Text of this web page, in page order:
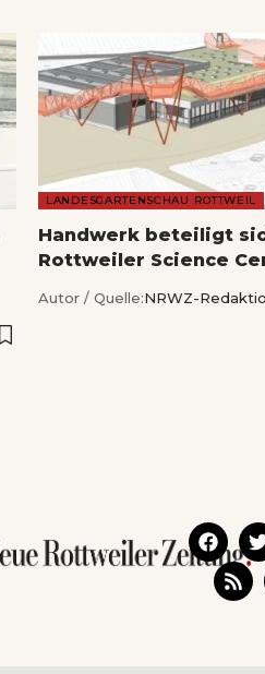
LANDESGARTENSCHAU ROTTWEIL
Handwerk beteiligt
Rottweiler Science
Autor / Quelle:NRWZ-